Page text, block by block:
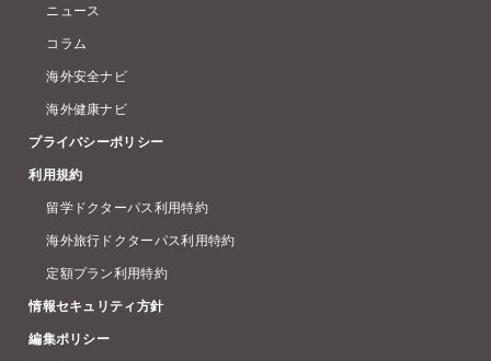
ニュース
コラム
海外安全ナビ
海外健康ナビ
プライバシーポリシー
利用規約
留学ドクターパス利用特約
海外旅行ドクターパス利用特約
定額プラン利用特約
情報セキュリティ方針
編集ポリシー